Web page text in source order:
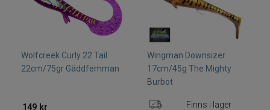
Wolfcreek Curly 22 Tail
22cm/75gr Gäddfemman
149 kr
Wingman Downsizer
17cm/45g The Mighty
Burbot
Finns i lager